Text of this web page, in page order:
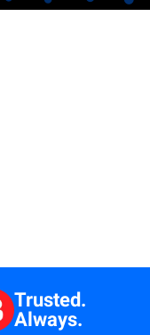
Trusted.
Always.